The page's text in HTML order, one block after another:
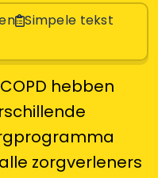
Simpele tekst
hebben
zorgverleners